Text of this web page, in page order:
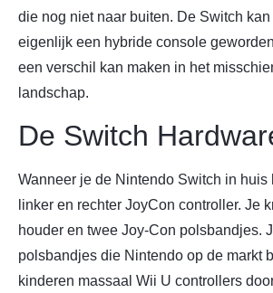
die nog niet naar buiten. De Switch
eigenlijk een hybride console
een verschil kan maken in het
landschap.
De Switch
Wanneer je de Nintendo Switch in huis
linker en rechter JoyCon controller. Je
houder en twee Joy-Con polsbandjes.
polsbandjes die Nintendo op de markt
kinderen massaal Wii U controllers